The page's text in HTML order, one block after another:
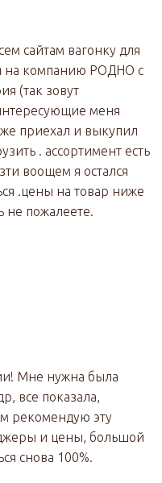
сайтам вагонку для
на компанию РОДНО с
(так зовут
меня
приехал и выкупил
. ассортимент есть
воощем я остался
.цены на товар ниже
не пожалеете.
Мне нужна была
все показала,
рекомендую эту
и цены, большой
снова 100%.